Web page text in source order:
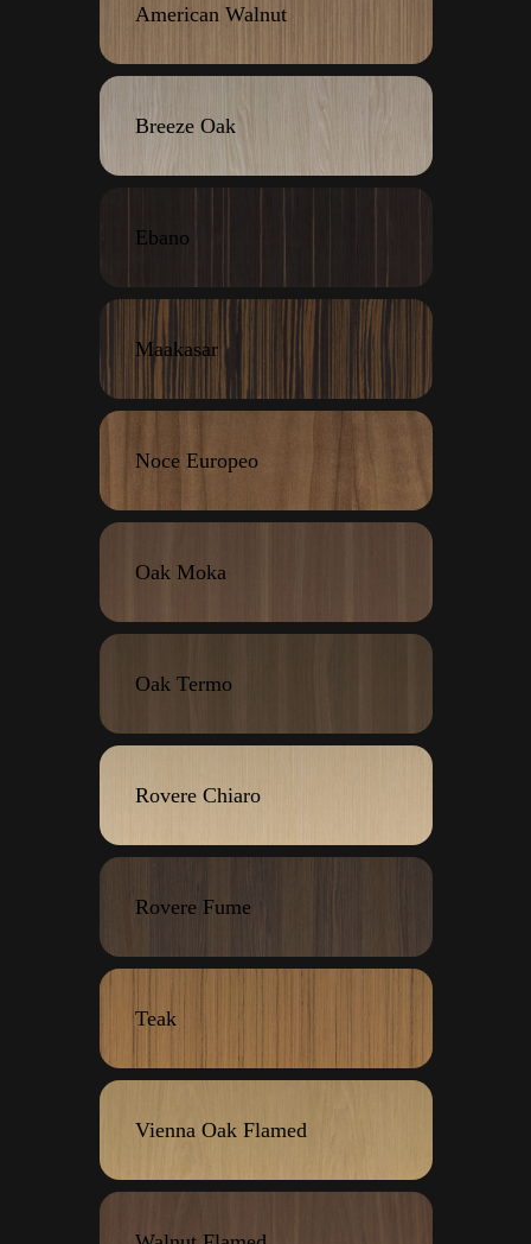
American Walnut
Breeze Oak
Ebano
Maakasar
Noce Europeo
Oak Moka
Oak Termo
Rovere Chiaro
Rovere Fume
Teak
Vienna Oak Flamed